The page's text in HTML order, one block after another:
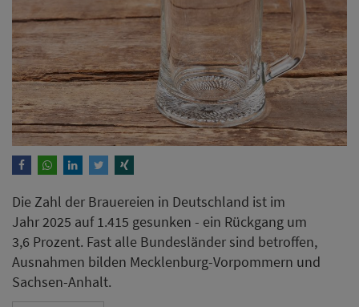
Die Zahl der Brauereien in Deutschland ist im
Jahr 2025 auf 1.415 gesunken - ein Rückgang um
3,6 Prozent. Fast alle Bundesländer sind betroffen,
Ausnahmen bilden Mecklenburg-Vorpommern und
Sachsen-Anhalt.